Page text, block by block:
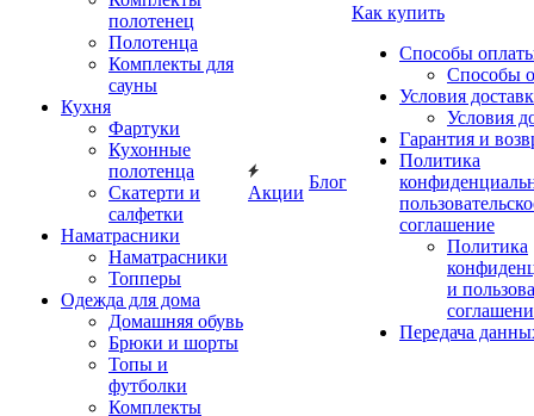
полотенец
Полотенца
Комплекты для
сауны
Кухня
Фартуки
Кухонные
полотенца
Скатерти и
салфетки
Наматрасники
Наматрасники
Топперы
Одежда для дома
Домашняя обувь
Брюки и шорты
Топы и
футболки
Комплекты
Акции
Блог
Как купить
Способы
Способы
Условия
Условия
Гарантия и
Политика
соглашение
Политика
и
Передача